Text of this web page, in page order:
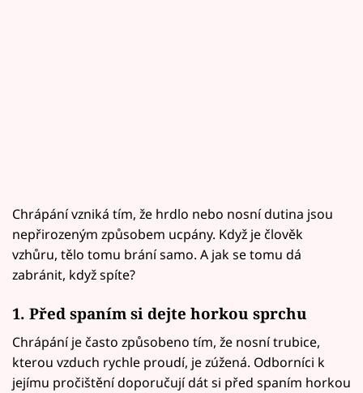
Chrápání vzniká tím, že hrdlo nebo nosní dutina jsou
nepřirozeným způsobem ucpány. Když je člověk
vzhůru, tělo tomu brání samo. A jak se tomu dá
zabránit, když spíte?
1. Před spaním si dejte horkou sprchu
Chrápání je často způsobeno tím, že nosní trubice,
kterou vzduch rychle proudí, je zúžená. Odborníci k
jejímu pročištění doporučují dát si před spaním horkou